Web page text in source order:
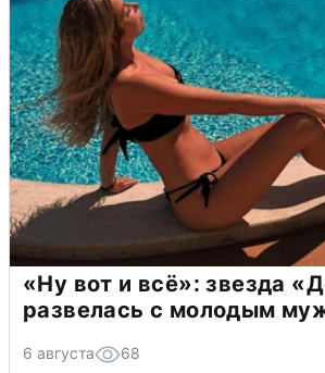
«Ну вот и всё»: звезда
развелась с молодым
6 августа 68